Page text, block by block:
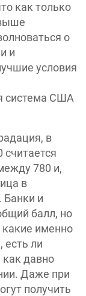
как только
о
и
условия
система США
в
780 и,
в
Банки и
балл, но
какие именно
есть ли
как давно
Даже при
получить